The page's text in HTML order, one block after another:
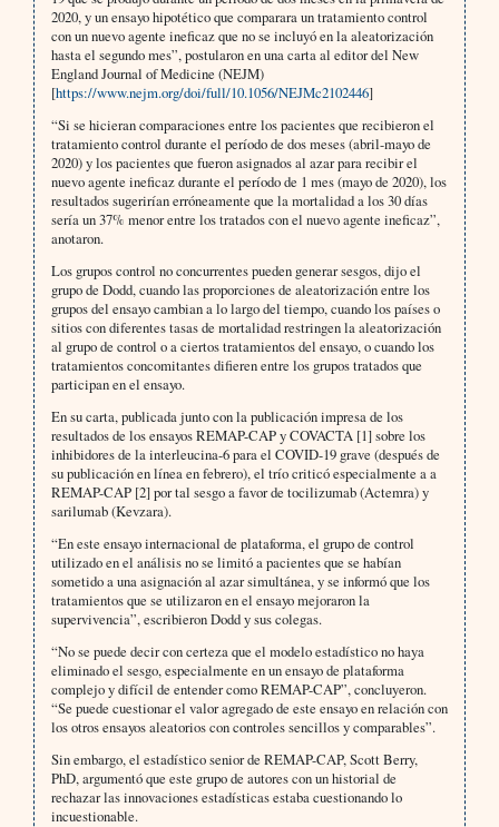
2020, y un ensayo hipotético que comparara un tratamiento control
con un nuevo agente ineficaz que no se incluyó en la aleatorización
hasta el segundo mes”, postularon en una carta al editor del New
England Journal of Medicine (NEJM)
[https://www.nejm.org/doi/full/10.1056/NEJMc2102446]
“Si se hicieran comparaciones entre los pacientes que recibieron el
tratamiento control durante el período de dos meses (abril-mayo de
2020) y los pacientes que fueron asignados al azar para recibir el
nuevo agente ineficaz durante el período de 1 mes (mayo de 2020), los
resultados sugerirían erróneamente que la mortalidad a los 30 días
sería un 37% menor entre los tratados con el nuevo agente ineficaz”,
anotaron.
Los grupos control no concurrentes pueden generar sesgos, dijo el
grupo de Dodd, cuando las proporciones de aleatorización entre los
grupos del ensayo cambian a lo largo del tiempo, cuando los países o
sitios con diferentes tasas de mortalidad restringen la aleatorización
al grupo de control o a ciertos tratamientos del ensayo, o cuando los
tratamientos concomitantes difieren entre los grupos tratados que
participan en el ensayo.
En su carta, publicada junto con la publicación impresa de los
resultados de los ensayos REMAP-CAP y COVACTA [1] sobre los
inhibidores de la interleucina-6 para el COVID-19 grave (después de
su publicación en línea en febrero), el trío criticó especialmente a a
REMAP-CAP [2] por tal sesgo a favor de tocilizumab (Actemra) y
sarilumab (Kevzara).
“En este ensayo internacional de plataforma, el grupo de control
utilizado en el análisis no se limitó a pacientes que se habían
sometido a una asignación al azar simultánea, y se informó que los
tratamientos que se utilizaron en el ensayo mejoraron la
supervivencia”, escribieron Dodd y sus colegas.
“No se puede decir con certeza que el modelo estadístico no haya
eliminado el sesgo, especialmente en un ensayo de plataforma
complejo y difícil de entender como REMAP-CAP”, concluyeron.
“Se puede cuestionar el valor agregado de este ensayo en relación con
los otros ensayos aleatorios con controles sencillos y comparables”.
Sin embargo, el estadístico senior de REMAP-CAP, Scott Berry,
PhD, argumentó que este grupo de autores con un historial de
rechazar las innovaciones estadísticas estaba cuestionando lo
incuestionable.